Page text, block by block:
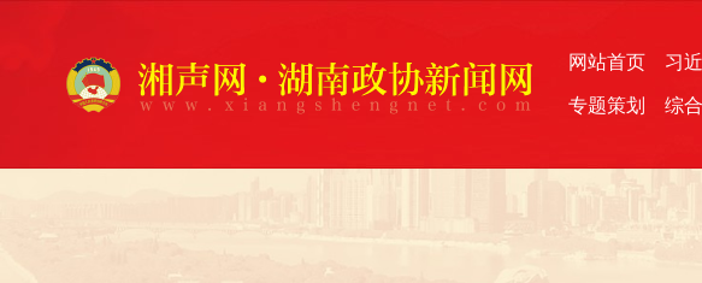
网站首页 习
专题策划 综